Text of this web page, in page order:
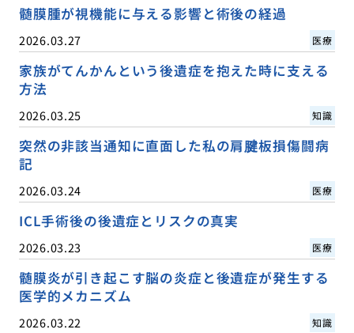
髄膜腫が視機能に与える影響と術後の経過
2026.03.27 医療
家族がてんかんという後遺症を抱えた時に支える
方法
2026.03.25 知識
突然の非該当通知に直面した私の肩腱板損傷闘病
記
2026.03.24 医療
ICL手術後の後遺症とリスクの真実
2026.03.23 医療
髄膜炎が引き起こす脳の炎症と後遺症が発生する
医学的メカニズム
2026.03.22 知識